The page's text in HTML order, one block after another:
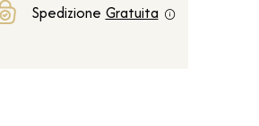
Spedizione Gratuita